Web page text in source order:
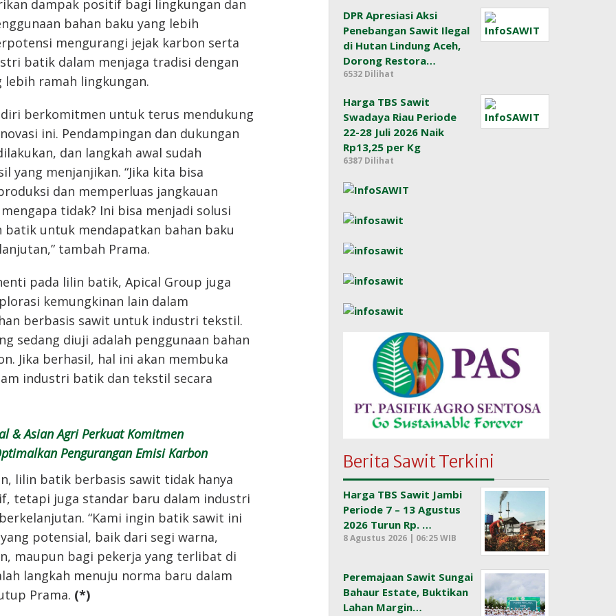
dampak positif bagi lingkungan dan
bahan baku yang lebih
mengurangi jejak karbon serta
batik dalam menjaga tradisi dengan
lebih ramah lingkungan.
berkomitmen untuk terus mendukung
ini. Pendampingan dan dukungan
dan langkah awal sudah
yang menjanjikan. “Jika kita bisa
dan memperluas jangkauan
tidak? Ini bisa menjadi solusi
untuk mendapatkan bahan baku
tambah Prama.
pada lilin batik, Apical Group juga
kemungkinan lain dalam
berbasis sawit untuk industri tekstil.
sedang diuji adalah penggunaan bahan
Jika berhasil, hal ini akan membuka
industri batik dan tekstil secara
& Asian Agri Perkuat Komitmen
Pengurangan Emisi Karbon
lilin batik berbasis sawit tidak hanya
tetapi juga standar baru dalam industri
“Kami ingin batik sawit ini
potensial, baik dari segi warna,
maupun bagi pekerja yang terlibat di
langkah menuju norma baru dalam
Prama. (*)
DPR Apresiasi Aksi
Penebangan Sawit Ilegal
di Hutan Lindung Aceh,
Dorong Restora…
6532 Dilihat
Harga TBS Sawit
Swadaya Riau Periode
22-28 Juli 2026 Naik
Rp13,25 per Kg
6387 Dilihat
Berita Sawit Terkini
Harga TBS Sawit Jambi
Periode 7 – 13 Agustus
2026 Turun Rp. …
8 Agustus 2026 | 06:25 WIB
Peremajaan Sawit Sungai
Bahaur Estate, Buktikan
Lahan Margin…